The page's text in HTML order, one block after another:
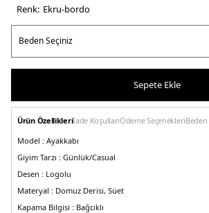
Renk: ekru-bordo
Sepete Ekle
Ürün Özellikleriİade KoşullarıÖdeme SeçenekleriBeden
Model : Ayakkabı
Giyim Tarzı : Günlük/Casual
Desen : Logolu
Materyal : Domuz Derisi, Süet
Kapama Bilgisi : Bağcıklı